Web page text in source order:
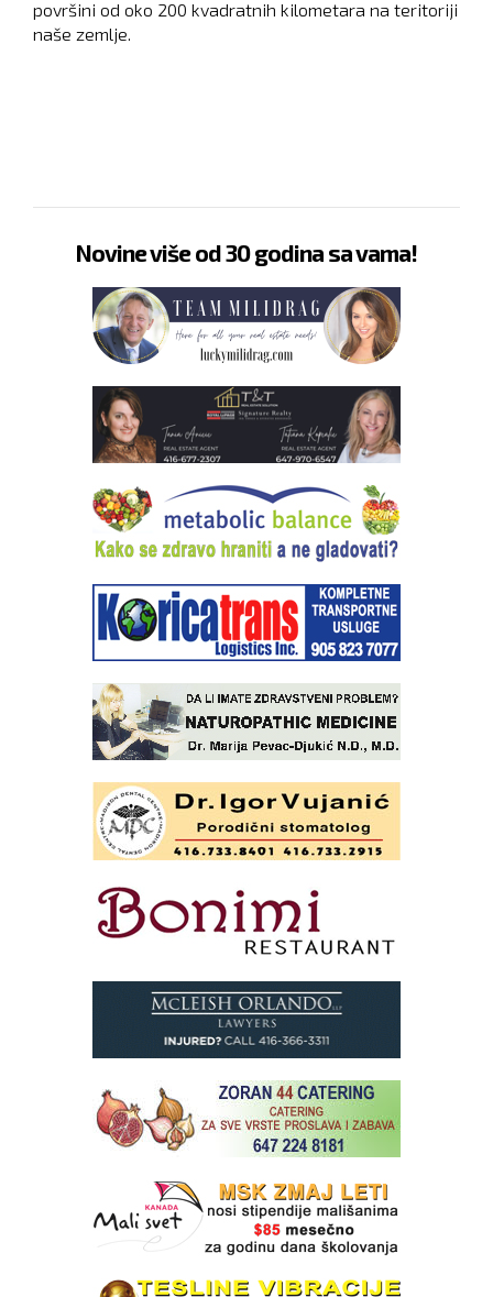
površini od oko 200 kvadratnih kilometara na teritoriji
naše zemlje.
Novine više od 30 godina sa vama!